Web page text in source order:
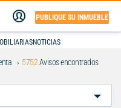
PUBLIQUE SU INMUEBLE
NOTICIAS
5752Avisos encontrados